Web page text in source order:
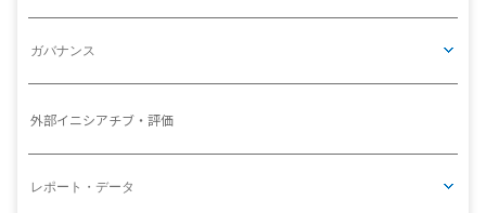
ガバナンス
外部イニシアチブ・評価
レポート・データ